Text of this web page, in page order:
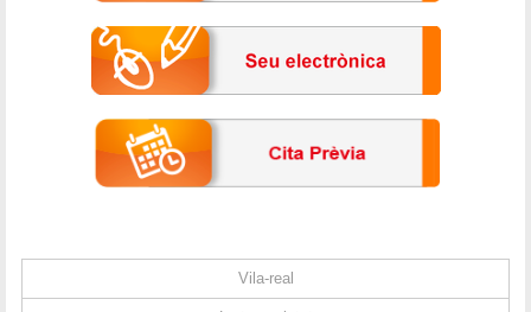
Vila-real